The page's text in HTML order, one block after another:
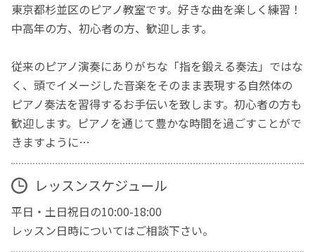
東京都杉並区のピアノ教室です。好きな曲を楽しく練習！
中高年の方、初心者の方、歓迎します。
従来のピアノ演奏にありがちな「指を鍛える奏法」ではな
く、頭でイメージした音楽をそのまま表現する自然体の
ピアノ奏法を習得するお手伝いを致します。初心者の方も
歓迎します。ピアノを通じて豊かな時間を過ごすことがで
きますように…
レッスンスケジュール
平日・土日祝日の10:00-18:00
レッスン日時についてはご相談下さい。